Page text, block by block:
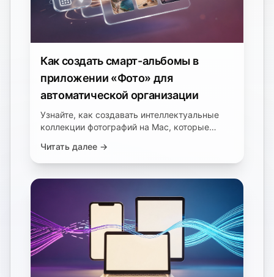
Как создать смарт-альбомы в
приложении «Фото» для
автоматической организации
Узнайте, как создавать интеллектуальные
коллекции фотографий на Mac, которые
местоположения, людей, дат и ключевых
слов.
Читать далее →